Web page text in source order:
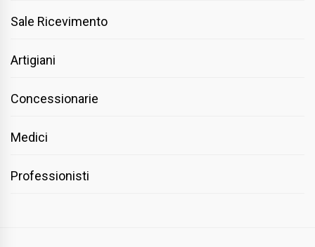
Sale Ricevimento
Artigiani
Concessionarie
Medici
Professionisti